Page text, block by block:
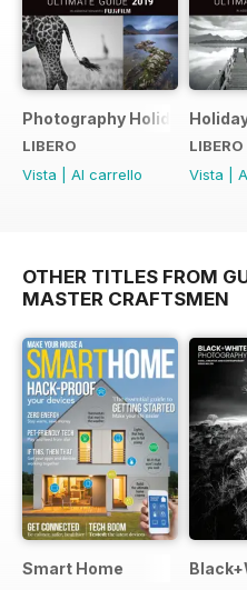
Photography Holidays &
LIBERO
Vista
Al carrello
LIBERO
Vista
OTHER TITLES FROM
MASTER CRAFTSMEN
Smart Home